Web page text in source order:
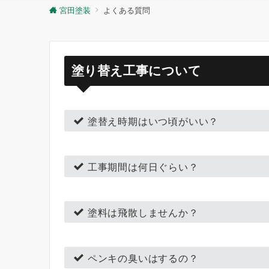
宮田塗装 よくある質問
塗り替え工事について
塗替え時期はいつ頃がいい？
工事期間は何日ぐらい？
塗料は飛散しませんか？
ペンキの臭いはするの？